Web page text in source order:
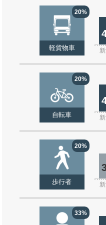
20%
軽貨物車
20%
自転車
20%
歩行者
33%